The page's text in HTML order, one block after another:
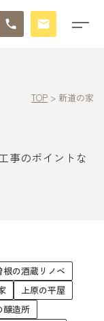
TOP > 新道の家
事のポイントな
根の酒蔵リノベ
上原の平屋
醸造所